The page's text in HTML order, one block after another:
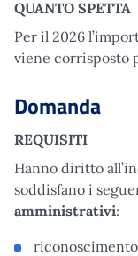
QUANTO SPETTA
Per il 2026
viene corrisposto
Domanda
REQUISITI
Hanno diritto
soddisfano i
amministrativi: